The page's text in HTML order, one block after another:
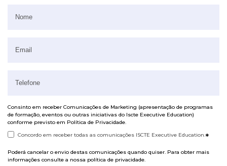
Consinto em receber Comunicações de Marketing (apresentação de programas
de formação, eventos ou outras iniciativas do Iscte Executive Education)
conforme previsto em Política de Privacidade
Concordo em receber todas as comunicações ISCTE Executive Education. *
Poderá cancelar o envio destas comunicações quando quiser. Para obter mais
informações consulte a nossa política de privacidade